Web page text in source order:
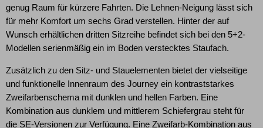
genug Raum für kürzere Fahrten. Die Lehnen-Neigung lässt sich
für mehr Komfort um sechs Grad verstellen. Hinter der auf
Wunsch erhältlichen dritten Sitzreihe befindet sich bei den 5+2-
Modellen serienmäßig ein im Boden verstecktes Staufach.
Zusätzlich zu den Sitz- und Stauelementen bietet der vielseitige
und funktionelle Innenraum des Journey ein kontraststarkes
Zweifarbenschema mit dunklen und hellen Farben. Eine
Kombination aus dunklem und mittlerem Schiefergrau steht für
die SE-Versionen zur Verfügung. Eine Zweifarb-Kombination aus